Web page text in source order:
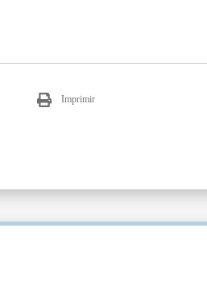
Imprimir